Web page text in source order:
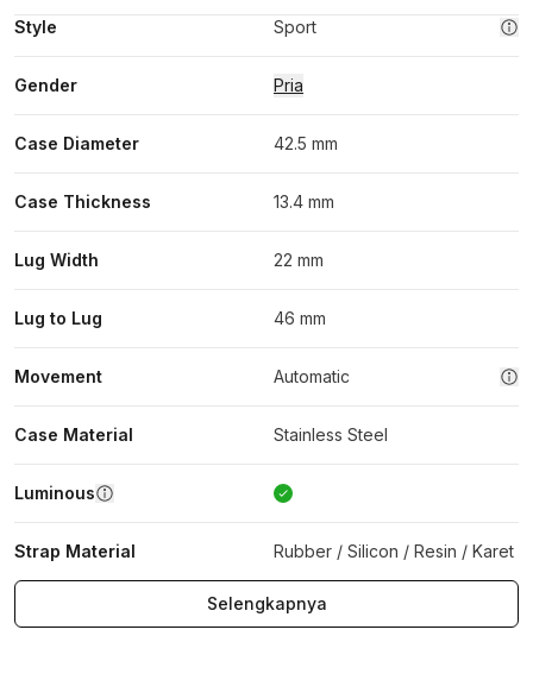
Style Sport
Gender Pria
Case Diameter 42.5 mm
Case Thickness 13.4 mm
Lug Width 22 mm
Lug to Lug 46 mm
Movement Automatic
Case Material Stainless Steel
Luminous
Strap Material Rubber / Silicon / Resin / Karet
Selengkapnya